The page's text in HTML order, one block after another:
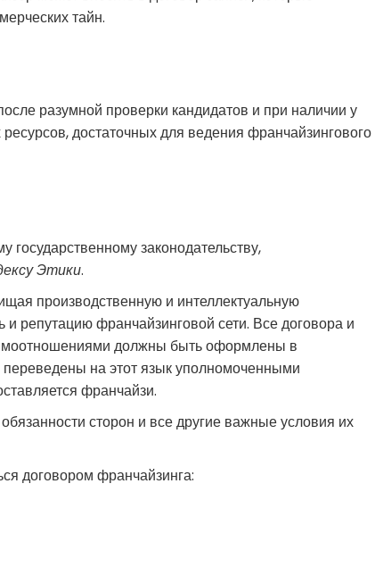
тайн.
разумной проверки кандидатов и при наличии у
достаточных для ведения франчайзингового
законодательству,
Этики.
производственную и интеллектуальную
репутацию франчайзинговой сети. Все договора и
должны быть оформлены в
на этот язык уполномоченными
франчайзи.
сторон и все другие важные условия их
договором франчайзинга: